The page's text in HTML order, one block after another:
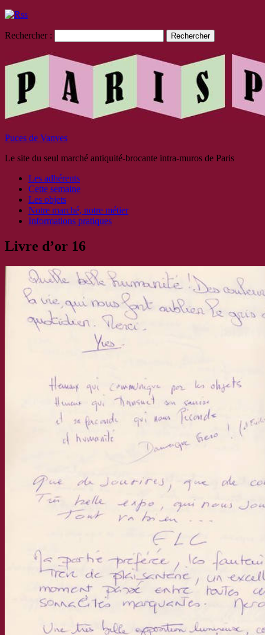
Rechercher :
Puces de Vanves
Le site du seul marché antiquité-brocante intra-muros de Paris
Les adhérents
Cette semaine
Les objets
Notre marché, notre métier
Informations pratiques
Livre d’or 16